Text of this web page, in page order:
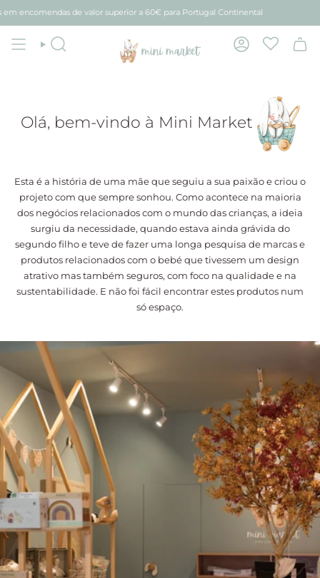
para
conteúdo
encomendas de valor superior a 60€ para Portugal Continental
Pesquisar Conta
Olá, bem-vindo à Mini Market
Esta é a história de uma mãe que seguiu a sua paixão e criou o
projeto com que sempre sonhou. Como acontece na maioria
dos negócios relacionados com o mundo das crianças, a ideia
surgiu da necessidade, quando estava ainda grávida do
segundo filho e teve de fazer uma longa pesquisa de marcas e
produtos relacionados com o bebé que tivessem um design
atrativo mas também seguros, com foco na qualidade e na
sustentabilidade. E não foi fácil encontrar estes produtos num
só espaço.